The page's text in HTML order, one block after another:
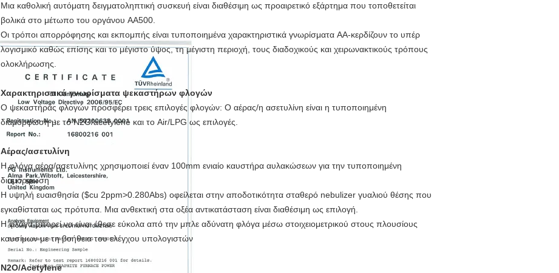
Μια καθολική αυτόματη δειγματοληπτική συσκευή είναι διαθέσιμη ως προαιρετικό εξάρτημα που τοποθετείται
βολικά στο μέτωπο του οργάνου AA500.
Οι τρόποι απορρόφησης και εκπομπής είναι τυποποιημένα χαρακτηριστικά γνωρίσματα AA-κερδίζουν το υπέρ
λογισμικό καθώς επίσης και το μέγιστο ύψος, τη μέγιστη περιοχή, τους διαδοχικούς και χειρωνακτικούς τρόπους
ολοκλήρωσης.
Χαρακτηριστικά γνωρίσματα ψεκαστήρων φλογών
Ο ψεκαστήρας φλογών προσφέρει τρεις επιλογές φλογών: Ο αέρας/η ασετυλίνη είναι η τυποποιημένη
διαμόρφωση με το N2O/acetylene και το Air/LPG ως επιλογές.
Αέρας/ασετυλίνη
Η φλόγα αέρα/ασετυλίνης χρησιμοποιεί έναν 100mm ενιαίο καυστήρα αυλακώσεων για την τυποποιημένη
διαμόρφωση
Η υψηλή ευαισθησία ($cu 2ppm>0.280Abs) οφείλεται στην αποδοτικότητα σταθερό nebulizer γυαλιού θέσης που
εγκαθίσταται ως πρότυπα. Μια ανθεκτική στα οξέα αντικατάσταση είναι διαθέσιμη ως επιλογή.
Η φλόγα μπορεί να είναι έθεσε εύκολα από την μπλε αδύνατη φλόγα μέσω στοιχειομετρικού στους πλουσίους
καυσίμων με τη βοήθεια του ελέγχου υπολογιστών
N2O/Acetylene